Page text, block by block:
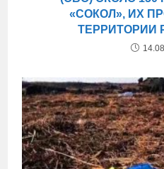
«СОКОЛ», ИХ
ТЕРРИТОРИИ